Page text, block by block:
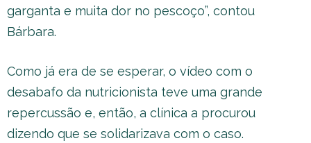
garganta e muita dor no pescoço”, contou
Bárbara.
Como já era de se esperar, o vídeo com o
desabafo da nutricionista teve uma grande
repercussão e, então, a clínica a procurou
dizendo que se solidarizava com o caso.